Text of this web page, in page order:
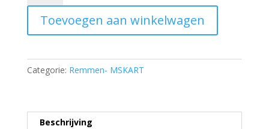
guard
holder
PROKART,
GTC
Toevoegen aan winkelwagen
Categorie: Remmen- MSKART
Beschrijving